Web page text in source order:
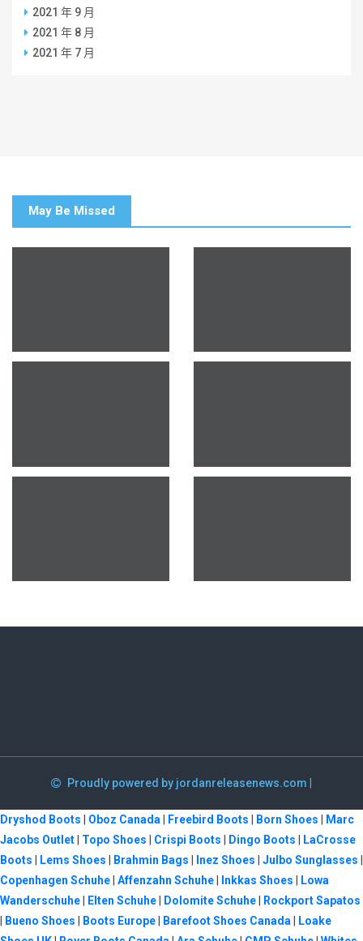
2021 年 9 月
2021 年 8 月
2021 年 7 月
May Be Missed
Proudly powered by jordanreleasenews.com
Dryshod Boots Oboz Canada Freebird Boots Born Shoes
Marc
Jacobs Outlet
Topo Shoes Crispi Boots Dingo Boots
LaCrosse
Boots
Lems Shoes Brahmin Bags Inez Shoes Julbo Sunglasses
Copenhagen Schuhe Affenzahn Schuhe Inkkas Shoes
Lowa
Wanderschuhe
Elten Schuhe Dolomite Schuhe
Rockport Sapatos
Bueno Shoes Boots Europe Barefoot Shoes Canada
Loake